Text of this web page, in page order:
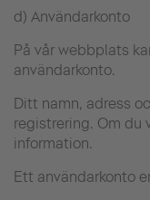
d) Användarkonto
På vår webbplats
användarkonto.
Ditt namn, adress
registrering. Om du
information.
Ett användarkonto